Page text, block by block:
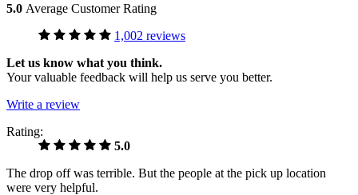
5.0 Average Customer Rating
1,002 reviews
Let us know what you think.
Your valuable feedback will help us serve you better.
Write a review
Rating:
5.0
The drop off was terrible. But the people at the pick up location
were very helpful.